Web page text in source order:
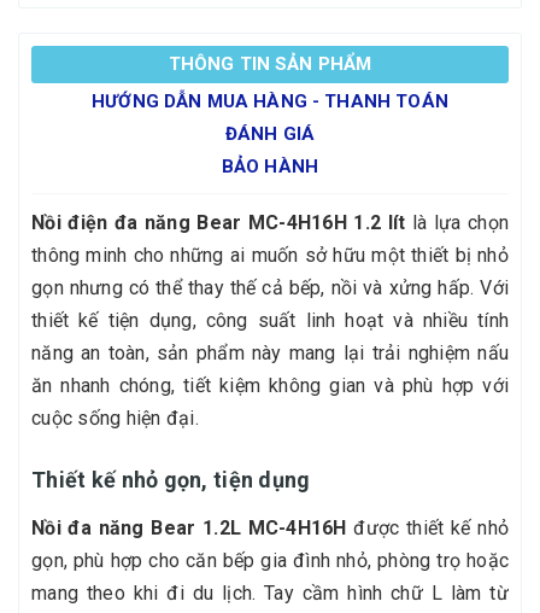
THÔNG TIN SẢN PHẨM
HƯỚNG DẪN MUA HÀNG - THANH TOÁN
ĐÁNH GIÁ
BẢO HÀNH
Nồi điện đa năng Bear MC-4H16H 1.2 lít là lựa chọn
thông minh cho những ai muốn sở hữu một thiết bị nhỏ
gọn nhưng có thể thay thế cả bếp, nồi và xửng hấp. Với
thiết kế tiện dụng, công suất linh hoạt và nhiều tính
năng an toàn, sản phẩm này mang lại trải nghiệm nấu
ăn nhanh chóng, tiết kiệm không gian và phù hợp với
cuộc sống hiện đại.
Thiết kế nhỏ gọn, tiện dụng
Nồi đa năng Bear 1.2L MC-4H16H được thiết kế nhỏ
gọn, phù hợp cho căn bếp gia đình nhỏ, phòng trọ hoặc
mang theo khi đi du lịch. Tay cầm hình chữ L làm từ